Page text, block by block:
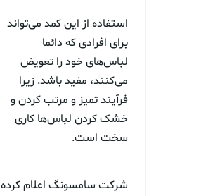
استفاده از این کمد می‌تواند
برای افرادی که دائما
لباس‌های خود را تعویض
می‌کنند، مفید باشد. زیرا
فرآیند تمیز و مرتب کردن و
خشک کردن لباس‌ها کاری
سخت است.
شرکت سامسونگ اعلام کرده